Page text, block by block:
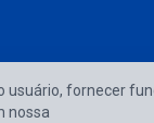
Atendimento de
fornecer
nossa